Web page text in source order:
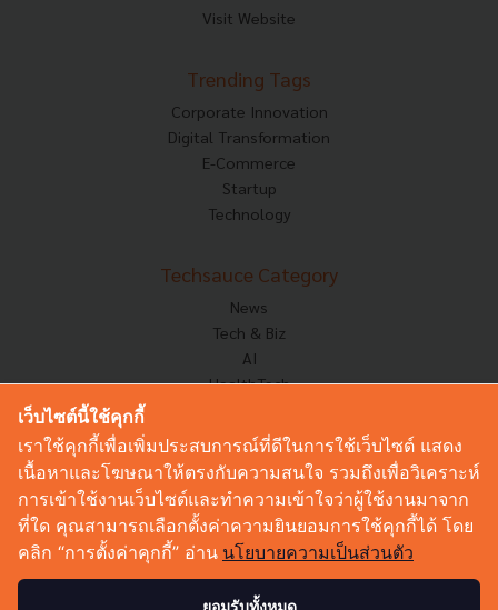
Visit Website
Trending Tags
Corporate Innovation
Digital Transformation
E-Commerce
Startup
Technology
Techsauce Category
News
Tech & Biz
AI
HealthTech
Corp Innov
Saucy Thoughts
Sustainable
Videos
Podcast
เว็บไซต์นี้ใช้คุกกี้
เราใช้คุกกี้เพื่อเพิ่มประสบการณ์ที่ดีในการใช้เว็บไซต์ แสดง
เนื้อหาและโฆษณาให้ตรงกับความสนใจ รวมถึงเพื่อวิเคราะห์
การเข้าใช้งานเว็บไซต์และทำความเข้าใจว่าผู้ใช้งานมาจาก
ที่ใด คุณสามารถเลือกตั้งค่าความยินยอมการใช้คุกกี้ได้ โดย
คลิก “การตั้งค่าคุกกี้” อ่าน นโยบายความเป็นส่วนตัว
ยอมรับทั้งหมด